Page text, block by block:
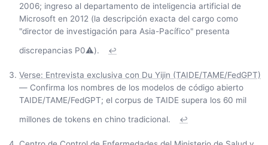
2006; ingreso al departamento de inteligencia artificial de
Microsoft en 2012 (la descripción exacta del cargo como
"director de investigación para Asia-Pacífico" presenta
discrepancias P0⚠️).
↩
Verse: Entrevista exclusiva con Du Yijin (TAIDE/TAME/FedGPT)
— Confirma los nombres de los modelos de código abierto
TAIDE/TAME/FedGPT; el corpus de TAIDE supera los 60 mil
millones de tokens en chino tradicional.
↩